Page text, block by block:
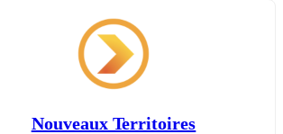
Nouveaux Territoires